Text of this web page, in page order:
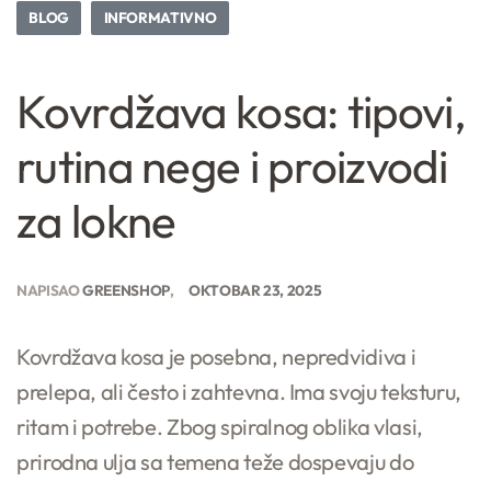
BLOG INFORMATIVNO
Kovrdžava kosa: tipovi,
rutina nege i proizvodi
za lokne
NAPISAOGREENSHOP OKTOBAR 23, 2025
Kovrdžava kosa je posebna, nepredvidiva i
prelepa, ali često i zahtevna. Ima svoju teksturu,
ritam i potrebe. Zbog spiralnog oblika vlasi,
prirodna ulja sa temena teže dospevaju do